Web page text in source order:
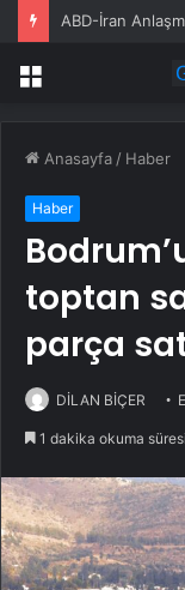
ABD-İran
Menü
Anasayfa / Haber
Haber
toptan
parça
DİLAN BİÇER
1 dakika okuma süresi